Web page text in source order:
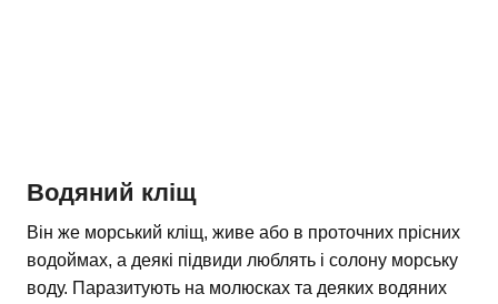
Водяний кліщ
Він же морський кліщ, живе або в проточних прісних
водоймах, а деякі підвиди люблять і солону морську
воду. Паразитують на молюсках та деяких водяних